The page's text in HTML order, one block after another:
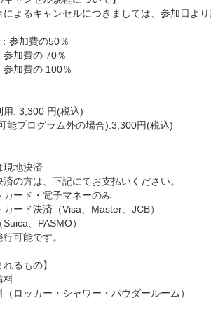
によるキャンセルにつきましては、参加日よ
参加費の50％
参加費の 70％
参加費の 100％
用: 3,300 円(税込)
能プログラム外の場合):3,300円(税込)
現地決済
済の方は、下記にてお支払いください。
ード・電子マネーのみ
カード決済（Visa、Master、JCB）
Suica、PASMO）
可能です。
れるもの】
料
（ロッカー・シャワー・パウダールーム）